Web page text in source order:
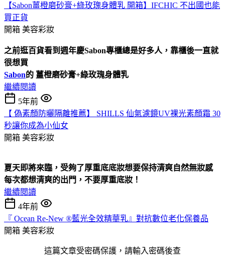
【Sabon薑橙磨砂膏+綠玫瑰身體乳 開箱】IFCHIC 不出國也能
買正貨
開箱 美容彩妝
之前逛百貨看到週年慶Sabon專櫃總是好多人，靠櫃後一直就
很想買
Sabon的 薑橙磨砂膏+綠玫瑰身體乳
繼續閱讀
5年前
【 偽素顏防曬隔離推薦】 SHILLS 仙氣濾鏡UV裸光素顏霜 30
秒讓你成為小仙女
開箱 美容彩妝
夏天即將來臨，受夠了厚重底底妝想要保持清爽自然無妝感
每次都想清爽的出門，不要厚重底妝！
繼續閱讀
4年前
『 Ocean Re-New ®藍光全效精華乳』對抗數位老化保養品
開箱 美容彩妝
這篇文章受密碼保護，請輸入密碼後查